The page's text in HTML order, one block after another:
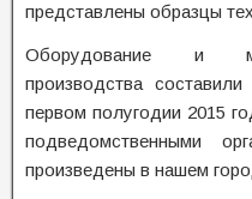
представлены образцы
Оборудование и
производства
первом полугодии 2015
подведомственными
произведены в нашем